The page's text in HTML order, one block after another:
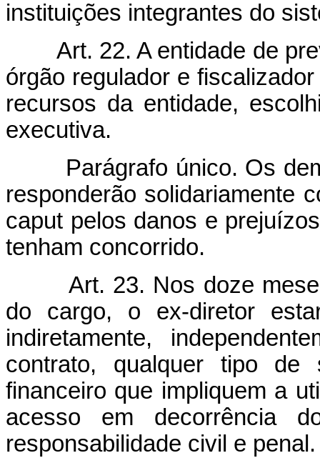
instituições integrantes do
Art. 22. A entidade de
órgão regulador e
recursos da entidade,
executiva.
Parágrafo único. Os
responderão solidariamente
caput pelos danos e
tenham concorrido.
Art. 23. Nos doze
do cargo, o ex-diretor
indiretamente,
contrato, qualquer tipo de
financeiro que impliquem a
acesso em decorrência
responsabilidade civil e penal.